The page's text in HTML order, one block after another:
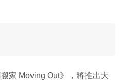
家 Moving Out》，將推出大